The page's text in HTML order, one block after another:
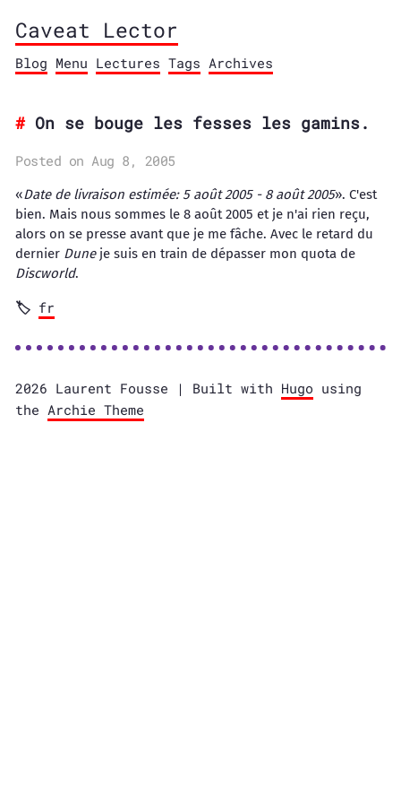
Caveat Lector
Blog Menu Lectures Tags Archives
On se bouge les fesses les gamins.
Posted on Aug 8, 2005
«Date de livraison estimée: 5 août 2005 - 8 août 2005». C'est
bien. Mais nous sommes le 8 août 2005 et je n'ai rien reçu,
alors on se presse avant que je me fâche. Avec le retard du
dernier Duneje suis en train de dépasser mon quota de
Discworld.
fr
2026 Laurent Fousse | Built with Hugo using
the Archie Theme